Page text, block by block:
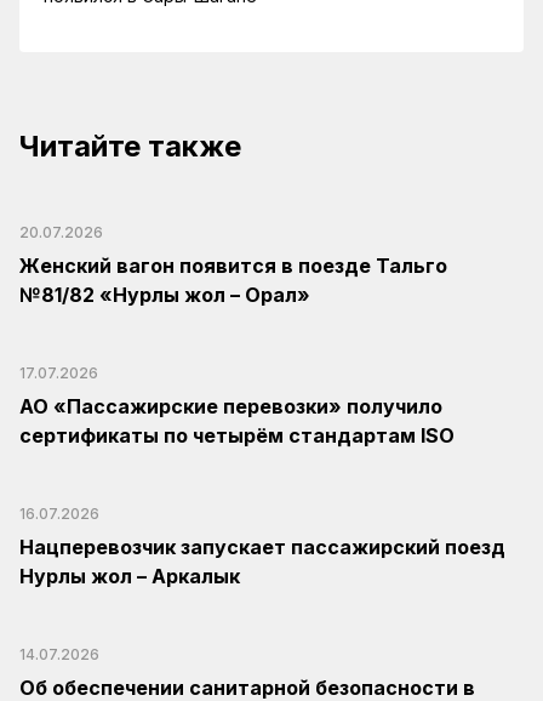
Читайте также
20.07.2026
Женский вагон появится в поезде Тальго
№81/82 «Нурлы жол – Орал»
17.07.2026
АО «Пассажирские перевозки» получило
сертификаты по четырём стандартам ISO
16.07.2026
Нацперевозчик запускает пассажирский поезд
Нурлы жол – Аркалык
14.07.2026
Об обеспечении санитарной безопасности в